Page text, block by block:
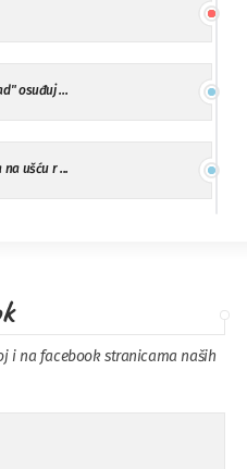
osuđuj ...
ušću r ...
i na facebook stranicama naših